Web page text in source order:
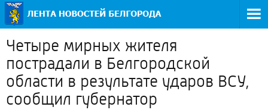
Четыре мирных жителя
пострадали в Белгородской
области в результате ударов ВСУ,
сообщил губернатор